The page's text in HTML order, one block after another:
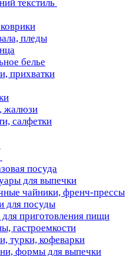
текстиль
пледы
белье
прихватки
жалюзи
салфетки
посуда
для выпечки
чайники, френч-прессы
для посуды
приготовления пищи
гастроемкости
турки, кофеварки
формы для выпечки